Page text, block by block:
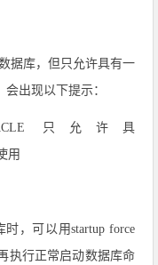
据库，但只允许具有一
出现以下提示：
只允许具
用
，可以用startup force
执行正常启动数据库命